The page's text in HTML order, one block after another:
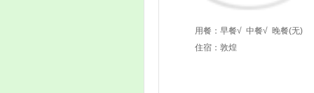
用餐： 早餐√ 中餐√ 晚餐(无)
住宿：敦煌